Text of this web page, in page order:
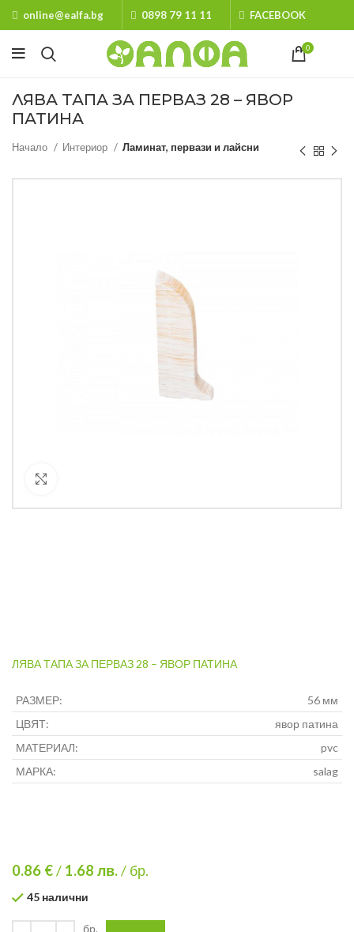
online@ealfa.bg 0898 79 11 11 FACEBOOK
0
ЛЯВА ТАПА ЗА ПЕРВАЗ 28 – ЯВОР
ПАТИНА
Начало Интериор Ламинат, первази и лайсни
ЛЯВА ТАПА ЗА ПЕРВАЗ 28 – ЯВОР ПАТИНА
РАЗМЕР:
56 мм
ЦВЯТ:
явор патина
МАТЕРИАЛ:
pvc
МАРКА:
salag
0.86 €/ 1.68 лв./ бр.
45 налични
бр.